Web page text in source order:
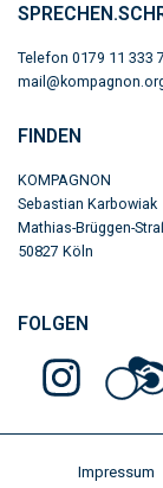
Telefon 0179 11 333
FINDEN
KOMPAGNON
Sebastian Karbowiak
Mathias-Brüggen-
50827 Köln​
FOLGEN
Impressum